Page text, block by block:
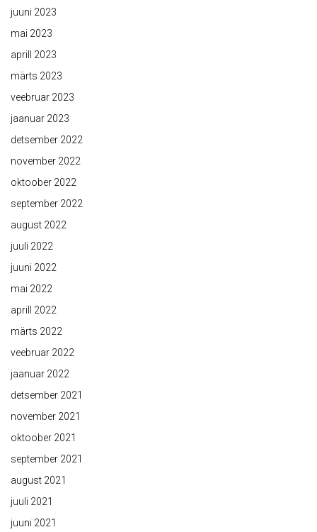
juuni 2023
mai 2023
aprill 2023
märts 2023
veebruar 2023
jaanuar 2023
detsember 2022
november 2022
oktoober 2022
september 2022
august 2022
juuli 2022
juuni 2022
mai 2022
aprill 2022
märts 2022
veebruar 2022
jaanuar 2022
detsember 2021
november 2021
oktoober 2021
september 2021
august 2021
juuli 2021
juuni 2021